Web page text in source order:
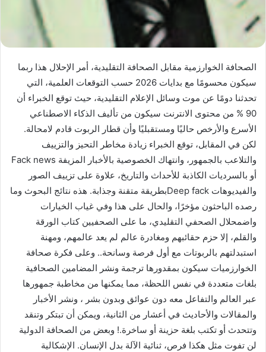
الصحافة الخوارزمية مقابل الصحافة التقليدية، أمر الإحلال هذا ربما
سيكون محسومًا مع بدايات 2026 حسب التوقعات العلمية، التي
تحدثنا دومًا عن موت وسائل الإعلام التقليدية، حيث توقع الخبراء أن
90 % من محتوى الانترنت سيكون من تأليف الذكاء الاصطناعي
الأسرع والأرخص حاليًا ومستقبليًا وأن قطار الربوت قادم لامحالة.
لكن في المقابل، توقع الخبراء زيادة مخاطر التحيز والتزييف
والتلاعب بالجمهور، وانتهاك الخصوصية بالأخبار المزيفة Fack news
أو بالسرديات الكاذبة للأحداث والتاريخ، علاوة على تزييف الصور
والفيديوهات Deep fackبطريقة متقنة وجذابة. هذه نتائج البحوث وما
رصده الباحثون مؤخرًا، والحال على هذا وفي غياب الخيارات
واضمحلال الصحفي التقليدي، ما على الصحفيين كتاب الورقة
والقلم، إلا حزم حقائبهم ومغادرة عالم لم يعد عالمهم، ومهنة
استبدلتهم بالربوتات مع أول فرصة وسانحة.. وعلى فكرة صحافة
الخوارزميات سيكون بمقدورها ترجمة ونشر المضامين الصحافية
بلغات متعددة في نفس اللحظة، مما يمكنها من مخاطبة جمهورها
عبر العالم والتفاعل معه دون عوائق وبدون بشر ، ونشر الأخبار
والمقالات والأحاديث في أعشار من الثانية، ويمكن أن تبتكر وتنقد
وتتحدث أو تكتب بلغة حزينة أو ساخرة.! وبعض من الصحافة الدولية
لن تفوت مثل هكذا فرص، ثنائية الآلة بدل الإنسان. الإشكالية